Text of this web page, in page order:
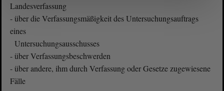
Landesverfassung
- über die Verfassungsmäßigkeit des Untersuchungsauftrags
eines
Untersuchungsausschusses
- über Verfassungsbeschwerden
- über andere, ihm durch Verfassung oder Gesetze zugewiesene
Fälle